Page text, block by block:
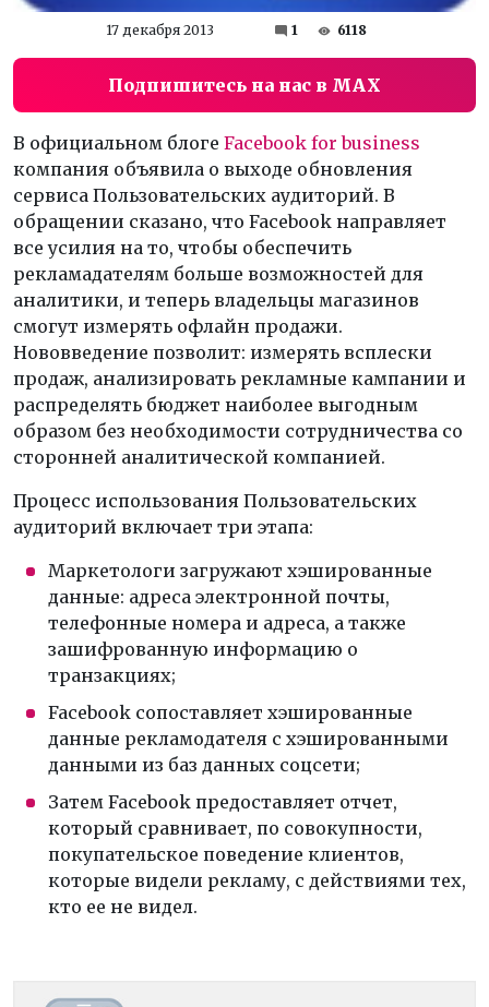
17 декабря 2013 1 6118
Подпишитесь на нас в MAX
В официальном блоге Facebook for business
компания объявила о выходе обновления
сервиса Пользовательских аудиторий. В
обращении сказано, что Facebook направляет
все усилия на то, чтобы обеспечить
рекламадателям больше возможностей для
аналитики, и теперь владельцы магазинов
смогут измерять офлайн продажи.
Нововведение позволит: измерять всплески
продаж, анализировать рекламные кампании и
распределять бюджет наиболее выгодным
образом без необходимости сотрудничества со
сторонней аналитической компанией.
Процесс использования Пользовательских
аудиторий включает три этапа:
Маркетологи загружают хэшированные
данные: адреса электронной почты,
телефонные номера и адреса, а также
зашифрованную информацию о
транзакциях;
Facebook сопоставляет хэшированные
данные рекламодателя с хэшированными
данными из баз данных соцсети;
Затем Facebook предоставляет отчет,
который сравнивает, по совокупности,
покупательское поведение клиентов,
которые видели рекламу, с действиями тех,
кто ее не видел.